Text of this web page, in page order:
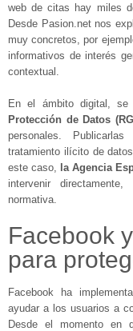
web de citas hay miles
Desde Pasion.net nos
muy concretos, por
informativos de interés
contextual.
En el ámbito digital,
Protección de Datos
personales.
tratamiento ilícito de
este caso, la Agencia
intervenir
normativa.
Facebook
para
Facebook ha
ayudar a los usuarios a
Desde el momento en